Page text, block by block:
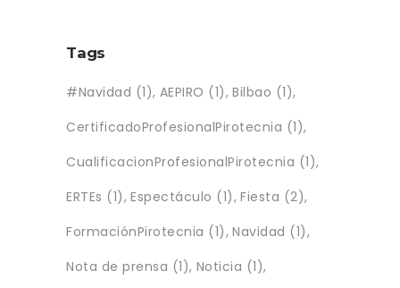
Tags
#Navidad (1) AEPIRO (1) Bilbao (1)
CertificadoProfesionalPirotecnia (1)
CualificacionProfesionalPirotecnia (1)
ERTEs (1) Espectáculo (1) Fiesta (2)
FormaciónPirotecnia (1) Navidad (1)
Nota de prensa (1) Noticia (1)